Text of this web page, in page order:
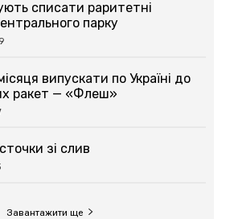
списати раритетні
парку
випускати по Україні до
ракет — «Флеш»
зі слив
Завантажити ще